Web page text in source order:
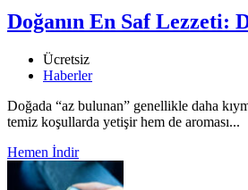
Doğanın En Saf Lezzeti:
Ücretsiz
Haberler
Doğada “az bulunan” genellikle daha
temiz koşullarda yetişir hem de aroması...
Hemen İndir